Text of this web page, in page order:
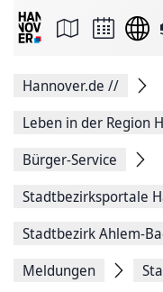
Seite
Facebook
teilen
Seitenlink
Seite
Hannover.de //
Leben in der Region
Bürger-Service
Stadtbezirksportale
Stadtbezirk Ahlem-
Meldungen